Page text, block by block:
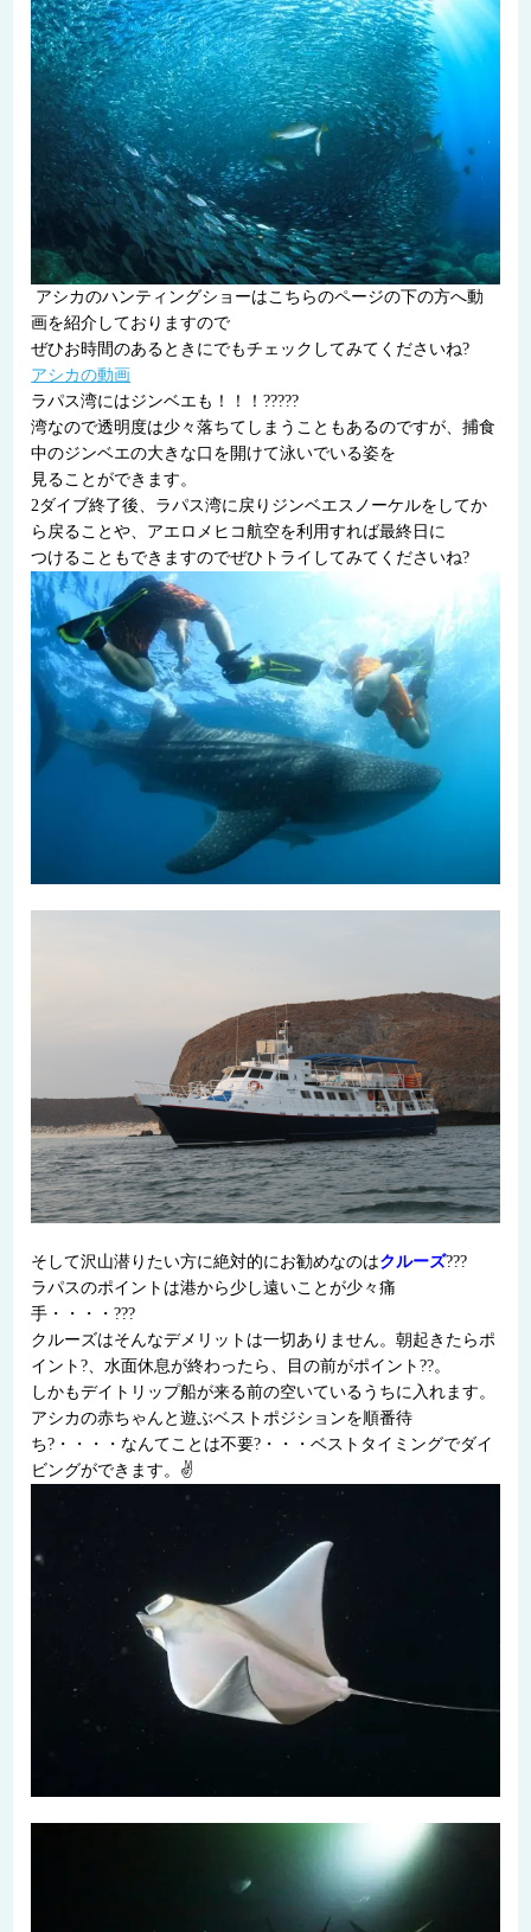
アシカのハンティングショーはこちらのページの下の方へ動
画を紹介しておりますので
ぜひお時間のあるときにでもチェックしてみてくださいね?
アシカの動画
ラパス湾にはジンベエも！！！?????
湾なので透明度は少々落ちてしまうこともあるのですが、捕食
中のジンベエの大きな口を開けて泳いでいる姿を
見ることができます。
2ダイブ終了後、ラパス湾に戻りジンベエスノーケルをしてか
ら戻ることや、アエロメヒコ航空を利用すれば最終日に
つけることもできますのでぜひトライしてみてくださいね?
そして沢山潜りたい方に絶対的にお勧めなのはクルーズ???
ラパスのポイントは港から少し遠いことが少々痛
手・・・・???
クルーズはそんなデメリットは一切ありません。朝起きたらポ
イント?、水面休息が終わったら、目の前がポイント??。
しかもデイトリップ船が来る前の空いているうちに入れます。
アシカの赤ちゃんと遊ぶベストポジションを順番待
ち?・・・・なんてことは不要?・・・ベストタイミングでダイ
ビングができます。✌